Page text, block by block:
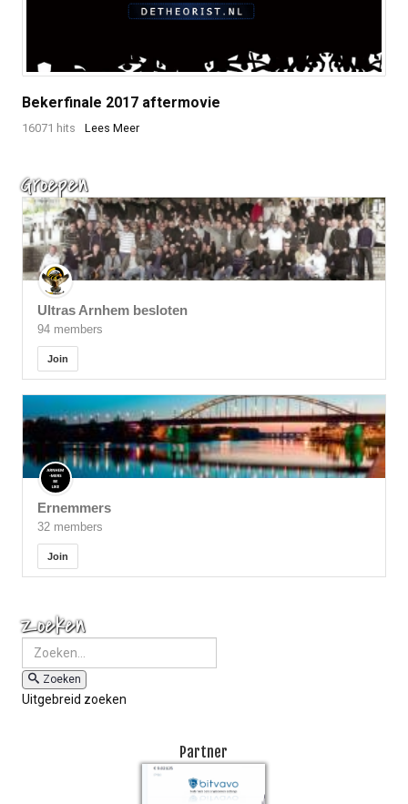
Bekerfinale 2017 aftermovie
16071 hits Lees Meer
Groepen
Ultras Arnhem besloten
94 members
Join
Ernemmers
32 members
Join
Zoeken
Zoeken
Uitgebreid zoeken
Partner